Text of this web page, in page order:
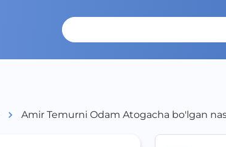
Amir Temurni Odam Atogacha bo'lgan